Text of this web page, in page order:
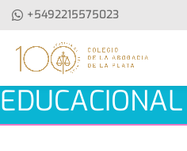
+5492215575023
EDUCACIONAL